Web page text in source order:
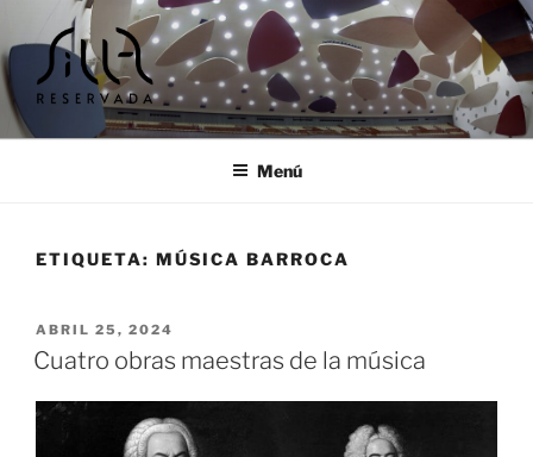
al
contenido
SILLA RESERVADA |
TALLERES Y ENCUENTROS
Cursos y encuentros musicales
Menú
ETIQUETA: MÚSICA BARROCA
PUBLICADO
EL
ABRIL 25, 2024
Cuatro obras maestras de la música